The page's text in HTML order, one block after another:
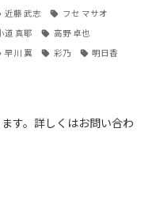
近藤 武志 フセ マサオ
道 真耶 高野 卓也
早川 翼 彩乃 明日香
す。詳しくはお問い合わ